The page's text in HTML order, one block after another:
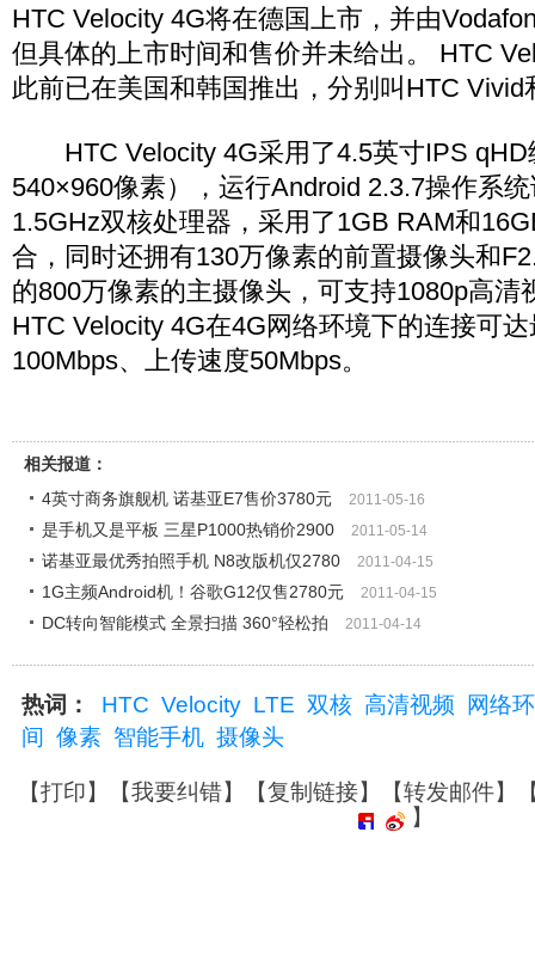
HTC Velocity 4G将在德国上市，并由
但具体的上市时间和售价并未给出。 HTC
此前已在美国和韩国推出，分别叫HTC
HTC Velocity 4G采用了4.5英寸IPS qHD
540×960像素），运行Android 2.3.7操作系
1.5GHz双核处理器，采用了1GB RAM和
合，同时还拥有130万像素的前置摄像头和
的800万像素的主摄像头，可支持1080p高清
HTC Velocity 4G在4G网络环境下的连接可
100Mbps、上传速度50Mbps。
相关报道：
4英寸商务旗舰机 诺基亚E7售价3780元
2011-05-16
是手机又是平板 三星P1000热销价2900 2011-05-14
诺基亚最优秀拍照手机 N8改版机仅2780 2011-04-15
1G主频Android机！谷歌G12仅售2780元 2011-04-15
DC转向智能模式 全景扫描 360°轻松拍 2011-04-14
热词： HTC Velocity LTE 双核 高清视频
网络
间
像素 智能手机 摄像头
【打印】【我要纠错】【复制链接】【转发邮件】
】